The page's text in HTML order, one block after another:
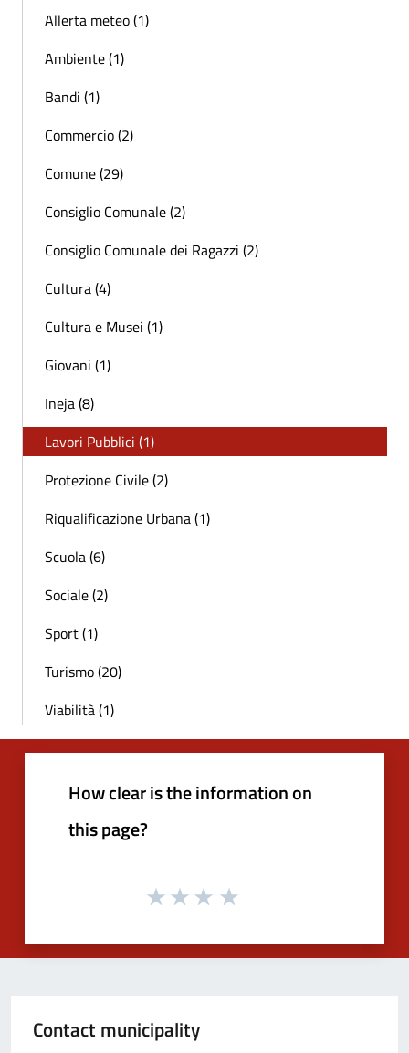
Allerta meteo (1)
Ambiente (1)
Bandi (1)
Commercio (2)
Comune (29)
Consiglio Comunale (2)
Consiglio Comunale dei Ragazzi (2)
Cultura (4)
Cultura e Musei (1)
Giovani (1)
Ineja (8)
Lavori Pubblici (1)
Protezione Civile (2)
Riqualificazione Urbana (1)
Scuola (6)
Sociale (2)
Sport (1)
Turismo (20)
Viabilità (1)
How clear is the information on
this page?
Contact municipality